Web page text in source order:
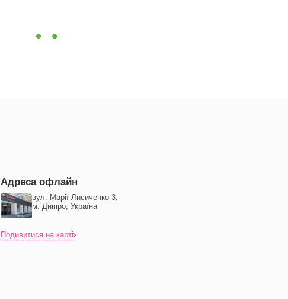
Адреса офлайн
вул. Марії Лисиченко 3,
м. Дніпро, Україна
Подивитися на карті